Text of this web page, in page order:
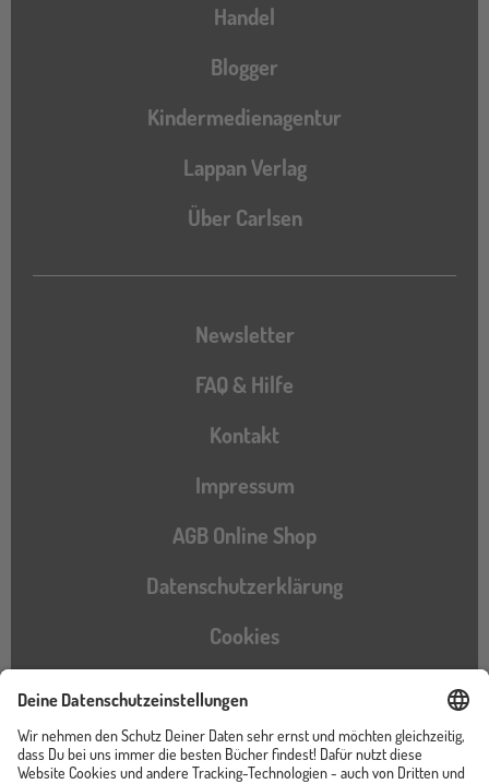
Handel
Blogger
Kindermedienagentur
Lappan Verlag
Über Carlsen
Newsletter
FAQ & Hilfe
Kontakt
Impressum
AGB Online Shop
Datenschutzerklärung
Cookies
Barrierefreiheitserklärung